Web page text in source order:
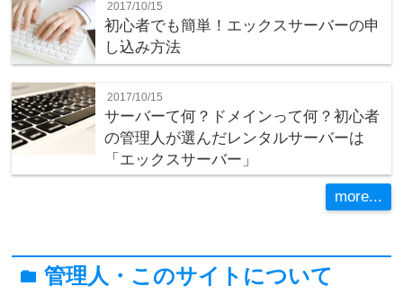
2017/10/15
初心者でも簡単！エックスサーバーの申
し込み方法
2017/10/15
サーバーて何？ドメインって何？初心者
の管理人が選んだレンタルサーバーは
「エックスサーバー」
more...
folder管理人・このサイトについて